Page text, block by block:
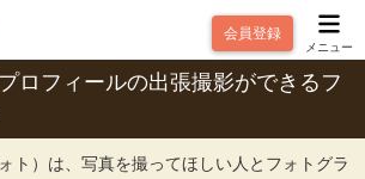
会員登録
メニュー
ロフィールの出張撮影ができるフ
ト）は、写真を撮ってほしい人とフォトグラ